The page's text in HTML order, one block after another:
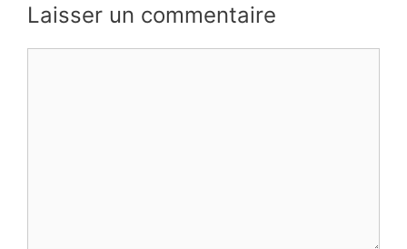
Laisser un commentaire